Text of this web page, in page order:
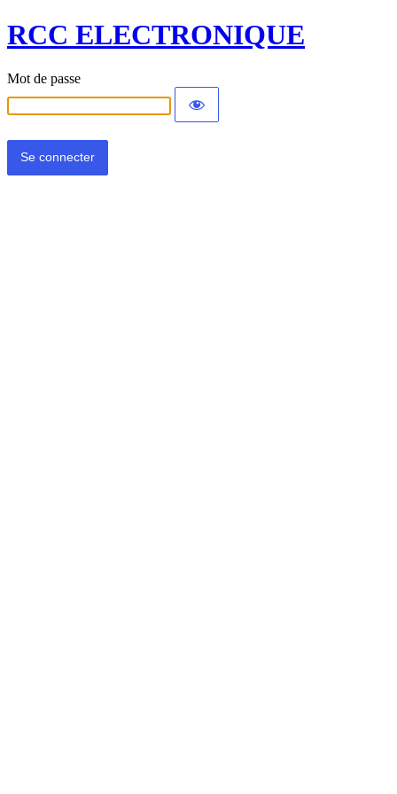
RCC ELECTRONIQUE
Mot de passe